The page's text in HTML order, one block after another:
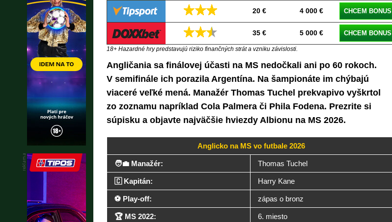
20 € 4 000 € CHCEM BONUS
35 € 5 000 € CHCEM BONUS
18+ Hazardné hry predstavujú riziko finančných strát a vzniku závislosti.
Angličania sa finálovej účasti na MS nedočkali ani po 60 rokoch.
V semifinále ich porazila Argentína. Na šampionáte im chýbajú
viaceré veľké mená. Manažér Thomas Tuchel prekvapivo vyškrtol
zo zoznamu napríklad Cola Palmera či Phila Fodena. Prezrite si
súpisku a objavte najväčšie hviezdy Albionu na MS 2026.
Anglicko na MS vo futbale 2026
🧑‍💼 Manažér: Thomas Tuchel
🇨 Kapitán: Harry Kane
⚽️ Play-off: zápas o bronz
🏆 MS 2022: 6. miesto